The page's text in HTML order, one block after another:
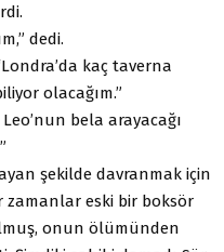
dedi.
kaç taverna
olacağım.”
bela arayacağı
şekilde davranmak için
zamanlar eski bir boksör
onun ölümünden